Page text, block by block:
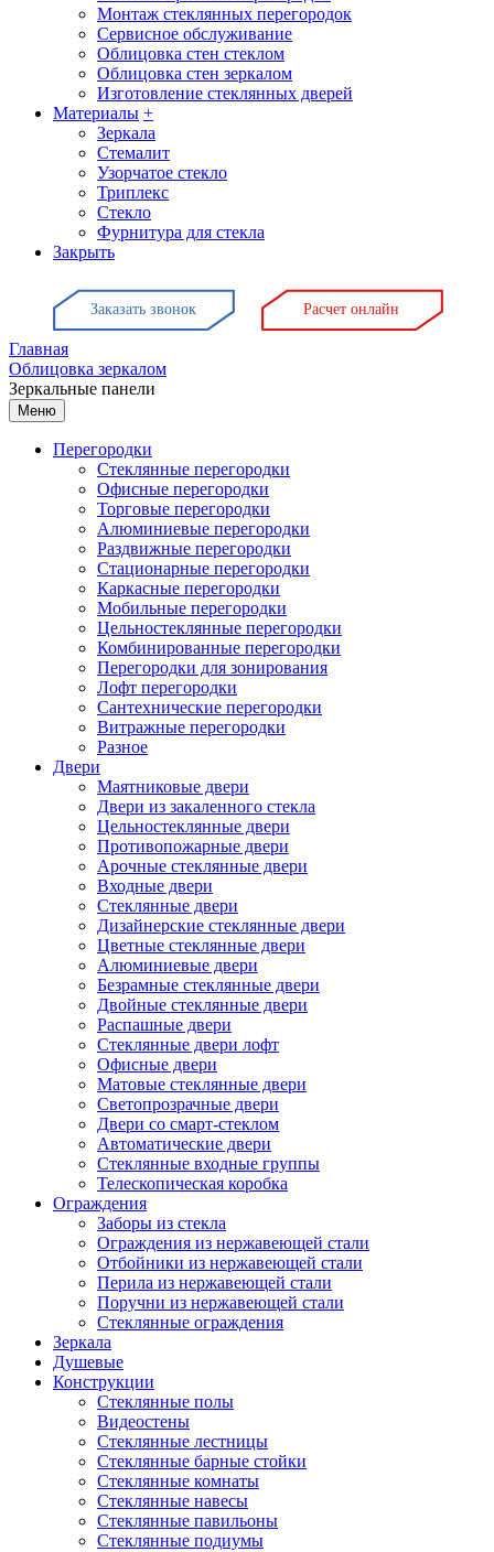
Монтаж стеклянных перегородок
Сервисное обслуживание
Облицовка стен стеклом
Облицовка стен зеркалом
Изготовление стеклянных дверей
Материалы +
Зеркала
Стемалит
Узорчатое стекло
Триплекс
Стекло
Фурнитура для стекла
Закрыть
Заказать звонок Расчет онлайн
Главная
Облицовка зеркалом
Зеркальные панели
Меню
Перегородки
Стеклянные перегородки
Офисные перегородки
Торговые перегородки
Алюминиевые перегородки
Раздвижные перегородки
Стационарные перегородки
Каркасные перегородки
Мобильные перегородки
Цельностеклянные перегородки
Комбинированные перегородки
Перегородки для зонирования
Лофт перегородки
Сантехнические перегородки
Витражные перегородки
Разное
Двери
Маятниковые двери
Двери из закаленного стекла
Цельностеклянные двери
Противопожарные двери
Арочные стеклянные двери
Входные двери
Стеклянные двери
Дизайнерские стеклянные двери
Цветные стеклянные двери
Алюминиевые двери
Безрамные стеклянные двери
Двойные стеклянные двери
Распашные двери
Стеклянные двери лофт
Офисные двери
Матовые стеклянные двери
Светопрозрачные двери
Двери со смарт-стеклом
Автоматические двери
Стеклянные входные группы
Телескопическая коробка
Ограждения
Заборы из стекла
Ограждения из нержавеющей стали
Отбойники из нержавеющей стали
Перила из нержавеющей стали
Поручни из нержавеющей стали
Стеклянные ограждения
Зеркала
Душевые
Конструкции
Стеклянные полы
Видеостены
Стеклянные лестницы
Стеклянные барные стойки
Стеклянные комнаты
Стеклянные навесы
Стеклянные павильоны
Стеклянные подиумы